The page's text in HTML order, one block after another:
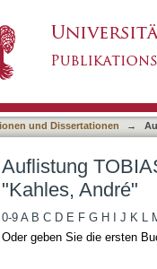
und Dissertationen →
Auflistung
"Kahles, André"
0-9 A B C D E F G H J K L
Oder geben Sie die ersten